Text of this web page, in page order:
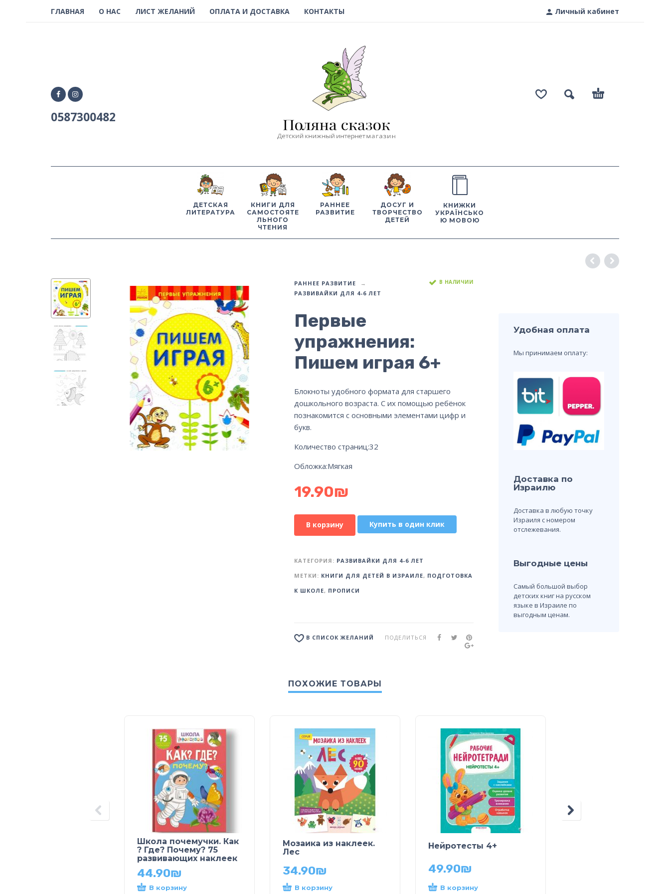
Личный кабинет
ГЛАВНАЯ О НАС ЛИСТ ЖЕЛАНИЙ ОПЛАТА И ДОСТАВКА КОНТАКТЫ
0587300482
ДЕТСКАЯ
ЛИТЕРАТУРА
КНИГИ ДЛЯ
САМОСТОЯТЕ
ЛЬНОГО
ЧТЕНИЯ
РАННЕЕ
РАЗВИТИЕ
ДОСУГ И
ТВОРЧЕСТВО
ДЕТЕЙ
КНИЖКИ
УКРАЇНСЬКО
Ю МОВОЮ
РАННЕЕ РАЗВИТИЕ
РАЗВИВАЙКИ ДЛЯ 4-6 ЛЕТ
В НАЛИЧИИ
Первые
упражнения:
Пишем играя 6+
Блокноты удобного формата для старшего
дошкольного возраста. С их помощью ребёнок
познакомится с основными элементами цифр и
букв.
Количество страниц:32
Обложка:Мягкая
19.90₪
В корзину Купить в один клик
КАТЕГОРИЯ: РАЗВИВАЙКИ ДЛЯ 4-6 ЛЕТ
МЕТКИ: КНИГИ ДЛЯ ДЕТЕЙ В ИЗРАИЛЕ, ПОДГОТОВКА
К ШКОЛЕ, ПРОПИСИ
В СПИСОК ЖЕЛАНИЙ ПОДЕЛИТЬСЯ
Удобная оплата
Мы принимаем оплату:
Доставка по
Израилю
Доставка в любую точку
Израиля с номером
отслежевания.
Выгодные цены
Самый большой выбор
детских книг на русском
языке в Израиле по
выгодным ценам.
ПОХОЖИЕ ТОВАРЫ
Школа почемучки. Как
? Где? Почему? 75
развивающих наклеек
44.90₪
В корзину
Мозаика из наклеек.
Лес
34.90₪
В корзину
Нейротесты 4+
49.90₪
В корзину